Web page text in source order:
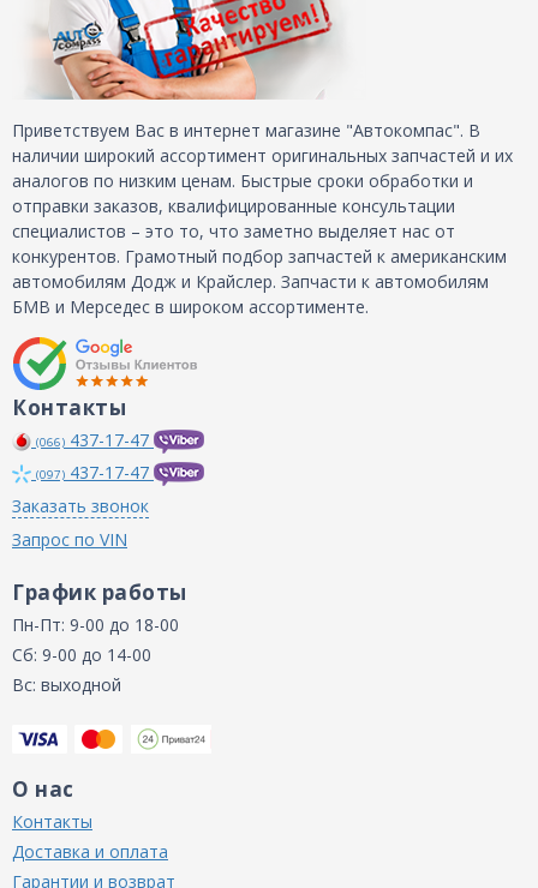
Приветствуем Вас в интернет магазине "Автокомпас". В
наличии широкий ассортимент оригинальных запчастей и их
аналогов по низким ценам. Быстрые сроки обработки и
отправки заказов, квалифицированные консультации
специалистов – это то, что заметно выделяет нас от
конкурентов. Грамотный подбор запчастей к американским
автомобилям Додж и Крайслер. Запчасти к автомобилям
БМВ и Мерседес в широком ассортименте.
Контакты
(066) 437-17-47
(097) 437-17-47
Заказать звонок
Запрос по VIN
График работы
Пн-Пт: 9-00 до 18-00
Сб: 9-00 до 14-00
Вс: выходной
О нас
Контакты
Доставка и оплата
Гарантии и возврат